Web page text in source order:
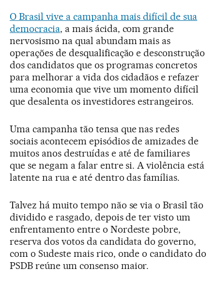
O Brasil vive a campanha mais difícil de sua
democracia, a mais ácida, com grande
nervosismo na qual abundam mais as
operações de desqualificação e desconstrução
dos candidatos que os programas concretos
para melhorar a vida dos cidadãos e refazer
uma economia que vive um momento difícil
que desalenta os investidores estrangeiros.
Uma campanha tão tensa que nas redes
sociais acontecem episódios de amizades de
muitos anos destruídas e até de familiares
que se negam a falar entre si. A violência está
latente na rua e até dentro das famílias.
Talvez há muito tempo não se via o Brasil tão
dividido e rasgado, depois de ter visto um
enfrentamento entre o Nordeste pobre,
reserva dos votos da candidata do governo,
com o Sudeste mais rico, onde o candidato do
PSDB reúne um consenso maior.